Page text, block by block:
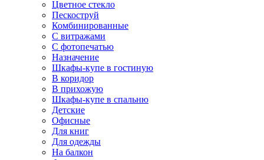
Цветное стекло
Пескоструй
Комбинированные
С витражами
С фотопечатью
Назначение
Шкафы-купе в гостиную
В коридор
В прихожую
Шкафы-купе в спальню
Детские
Офисные
Для книг
Для одежды
На балкон